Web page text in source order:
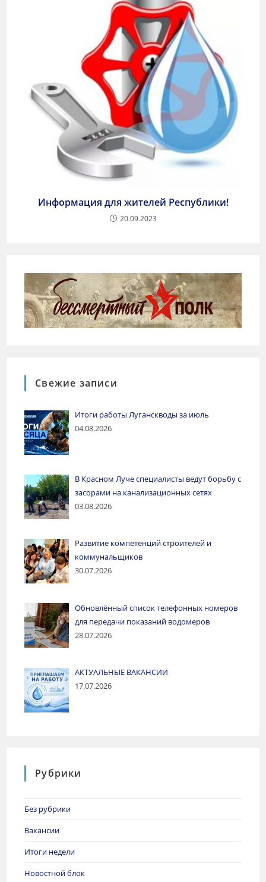
Информация для жителей Республики!
20.09.2023
Свежие записи
Итоги работы Луганскводы за июль
04.08.2026
В Красном Луче специалисты ведут борьбу с
засорами на канализационных сетях
03.08.2026
Развитие компетенций строителей и
коммунальщиков
30.07.2026
Обновлённый список телефонных номеров
для передачи показаний водомеров
28.07.2026
АКТУАЛЬНЫЕ ВАКАНСИИ
17.07.2026
Рубрики
Без рубрики
Вакансии
Итоги недели
Новостной блок